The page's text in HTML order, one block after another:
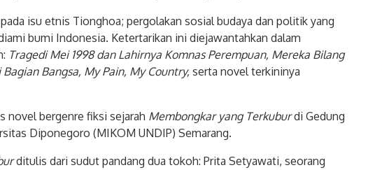
isu etnis Tionghoa; pergolakan sosial budaya dan politik yang
bumi Indonesia. Ketertarikan ini diejawantahkan dalam
Tragedi Mei 1998 dan Lahirnya Komnas Perempuan, Mereka Bilang
Bangsa, My Pain, My Country, serta novel terkininya
novel bergenre fiksi sejarah Membongkar yang Terkuburdi Gedung
Diponegoro (MIKOM UNDIP) Semarang.
ditulis dari sudut pandang dua tokoh: Prita Setyawati, seorang